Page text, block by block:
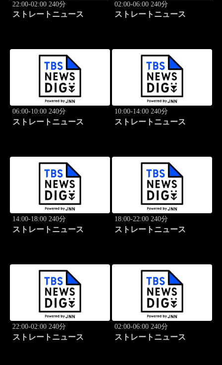
22:00-02:00 240分
ストレートニュース
02:00-06:00 240分
ストレートニュース
06:00-10:00 240分
ストレートニュース
10:00-14:00 240分
ストレートニュース
14:00-18:00 240分
ストレートニュース
18:00-22:00 240分
ストレートニュース
22:00-02:00 240分
ストレートニュース
02:00-06:00 240分
ストレートニュース